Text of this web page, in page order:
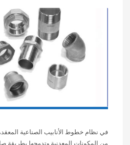
في نظام خطوط الأنابيب الصناعية
من المكونات المعدنية وتدمجها بطريقة